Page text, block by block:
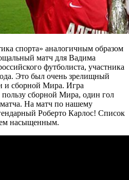
спорта» аналогичным образом
матч для Вадима
футболиста, участника
Это был очень зрелищный
и сборной Мира. Игра
пользу сборной Мира, один гол
матча. На матч по нашему
Роберто Карлос! Список
насыщенным.